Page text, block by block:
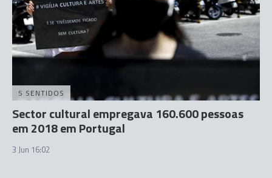
5 SENTIDOS
Sector cultural empregava 160.600 pessoas
em 2018 em Portugal
3 Jun 16:02